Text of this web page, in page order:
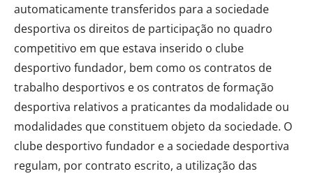
automaticamente transferidos para a sociedade
desportiva os direitos de participação no quadro
competitivo em que estava inserido o clube
desportivo fundador, bem como os contratos de
trabalho desportivos e os contratos de formação
desportiva relativos a praticantes da modalidade ou
modalidades que constituem objeto da sociedade. O
clube desportivo fundador e a sociedade desportiva
regulam, por contrato escrito, a utilização das